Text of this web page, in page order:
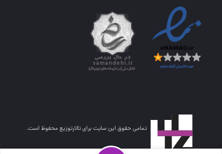
تمامی حقوق این سایت برای تالارتوزیع محفوظ است.